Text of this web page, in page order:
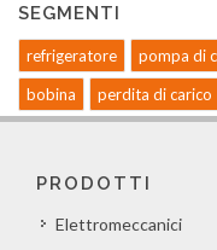
SEGMENTI
refrigeratore pompa di
bobina
perdita di carico
PRODOTTI
Elettromeccanici